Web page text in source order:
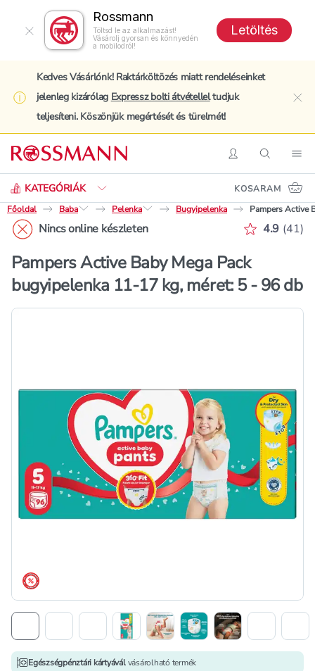
Rossmann
Töltsd le az alkalmazást!
Vásárolj gyorsan és könnyedén
a mobilodról!
Letöltés
Kedves Vásárlónk! Raktárköltözés miatt rendeléseinket
jelenleg kizárólag Expressz bolti átvételleltudjuk
teljesíteni. Köszönjük megértését és türelmét!
BelépésKeresés
KATEGÓRIÁK
Keresés
KOSARAM
Főoldal
Baba Pelenka Bugyipelenka Pampers Active
Nincs online készleten Értékelés
4.9 (41)
Pampers Active Baby Mega Pack
bugyipelenka 11-17 kg, méret: 5 - 96 db
árréscsökkentés
Egészségpénztári kártyáválvásárolható termék